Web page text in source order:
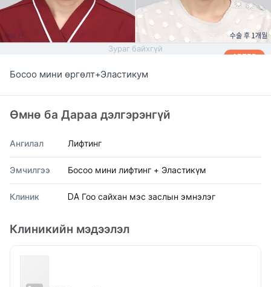
AFTER
Зураг байхгүй
Босоо мини өргөлт+Эластикум
Өмнө ба Дараа дэлгэрэнгүй
Ангилал Лифтинг
Эмчилгээ Босоо мини лифтинг + Эластикүм
Клиник DA Гоо сайхан мэс заслын эмнэлэг
Клиникийн мэдээлэл